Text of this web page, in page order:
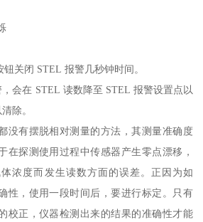
关闭 STEL 报警几秒钟时间。
会在 STEL 读数降至 STEL 报警设置点以
除。
没有摆脱相对测量的方法，其测量准确度
在探测使用过程中传感器产生零点漂移，
浓度而发生读数方面的误差。正因为如
性，使用一段时间后，要进行标定。只有
校正，仪器检测出来的结果的准确性才能